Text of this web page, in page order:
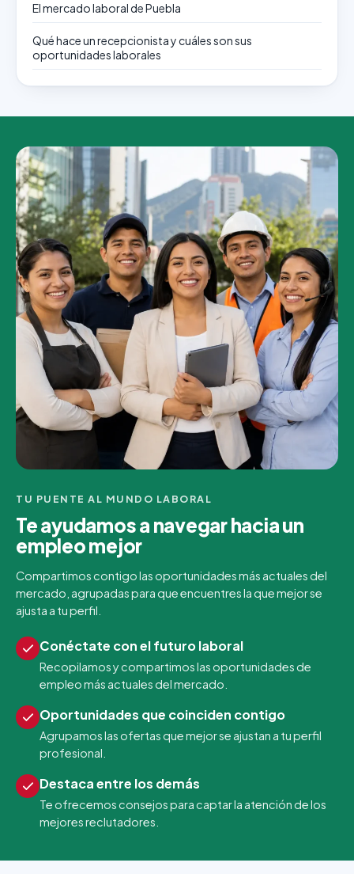
El mercado laboral de Puebla
Qué hace un recepcionista y cuáles son sus
oportunidades laborales
TU PUENTE AL MUNDO LABORAL
Te ayudamos a navegar hacia un
empleo mejor
Compartimos contigo las oportunidades más actuales del
mercado, agrupadas para que encuentres la que mejor se
ajusta a tu perfil.
Conéctate con el futuro laboral
Recopilamos y compartimos las oportunidades de
empleo más actuales del mercado.
Oportunidades que coinciden contigo
Agrupamos las ofertas que mejor se ajustan a tu perfil
profesional.
Destaca entre los demás
Te ofrecemos consejos para captar la atención de los
mejores reclutadores.